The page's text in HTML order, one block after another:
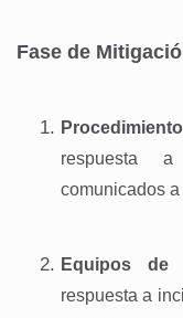
Fase de
respuesta
comunicados
Equipos de
respuesta a